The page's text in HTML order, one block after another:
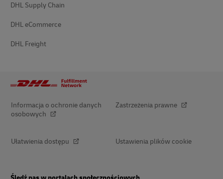
DHL Supply Chain
DHL eCommerce
DHL Freight
Informacja o ochronie danych
osobowych
Zastrzeżenia prawne
Ułatwienia dostępu Ustawienia plików cookie